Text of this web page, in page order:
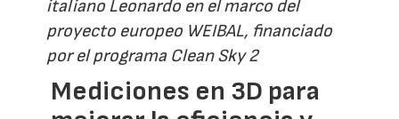
italiano Leonardo en el marco del
proyecto europeo WEIBAL, financiado
por el programa Clean Sky 2
Mediciones en 3D para